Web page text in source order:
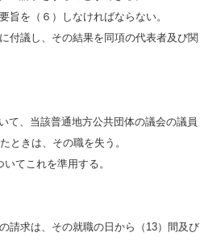
を（６）しなければならない。
付議し、その結果を同項の代表者及び関
、当該普通地方公共団体の議会の議員
ときは、その職を失う。
いてこれを準用する。
請求は、その就職の日から（13）間及び